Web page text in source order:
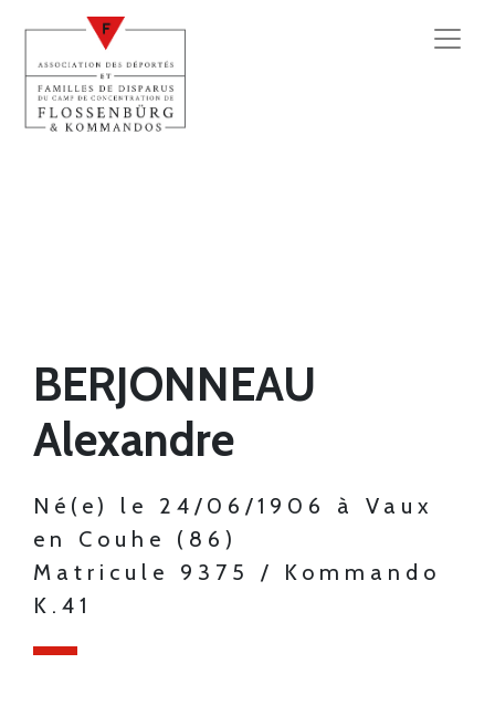
BERJONNEAU
Alexandre
Né(e) le 24/06/1906 à Vaux
en Couhe (86)
Matricule 9375 / Kommando
K.41